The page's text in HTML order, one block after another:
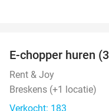
E-chopper huren
Rent & Joy
Breskens (+1 locatie)
Verkocht: 183